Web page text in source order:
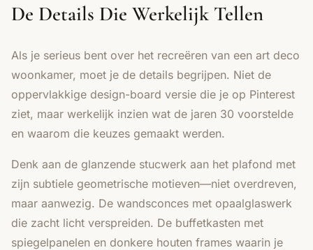
De Details Die Werkelijk Tellen
Als je serieus bent over het recreëren van een art deco
woonkamer, moet je de details begrijpen. Niet de
oppervlakkige design-board versie die je op Pinterest
ziet, maar werkelijk inzien wat de jaren 30 voorstelde
en waarom die keuzes gemaakt werden.
Denk aan de glanzende stucwerk aan het plafond met
zijn subtiele geometrische motieven—niet overdreven,
maar aanwezig. De wandsconces met opaalglaswerk
die zacht licht verspreiden. De buffetkasten met
spiegelpanelen en donkere houten frames waarin je